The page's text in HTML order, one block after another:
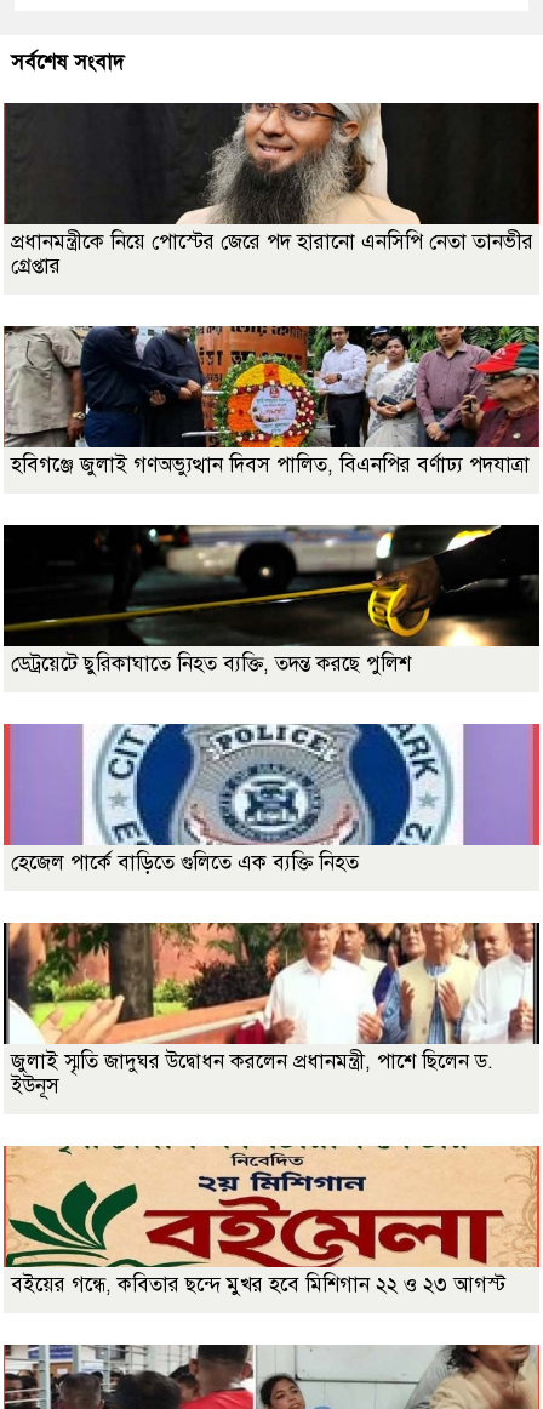
সর্বশেষ সংবাদ
প্রধানমন্ত্রীকে নিয়ে পোস্টের জেরে পদ হারানো এনসিপি নেতা তানভীর
গ্রেপ্তার
হবিগঞ্জে জুলাই গণঅভ্যুত্থান দিবস পালিত, বিএনপির বর্ণাঢ্য পদযাত্রা
ডেট্রয়েটে ছুরিকাঘাতে নিহত ব্যক্তি, তদন্ত করছে পুলিশ
হেজেল পার্কে বাড়িতে গুলিতে এক ব্যক্তি নিহত
জুলাই স্মৃতি জাদুঘর উদ্বোধন করলেন প্রধানমন্ত্রী, পাশে ছিলেন ড.
ইউনূস
বইয়ের গন্ধে, কবিতার ছন্দে মুখর হবে মিশিগান ২২ ও ২৩ আগস্ট